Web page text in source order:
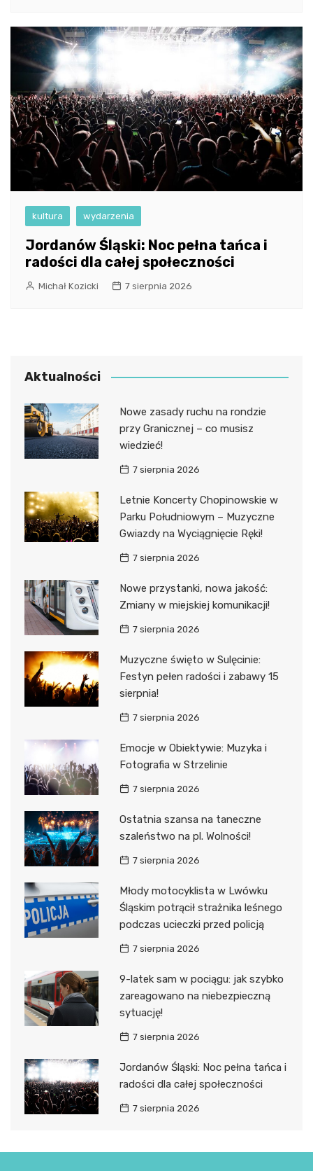
kultura wydarzenia
Jordanów Śląski: Noc pełna tańca i
radości dla całej społeczności
Michał Kozicki 7 sierpnia 2026
Aktualności
Nowe zasady ruchu na rondzie
przy Granicznej – co musisz
wiedzieć!
7 sierpnia 2026
Letnie Koncerty Chopinowskie w
Parku Południowym – Muzyczne
Gwiazdy na Wyciągnięcie Ręki!
7 sierpnia 2026
Nowe przystanki, nowa jakość:
Zmiany w miejskiej komunikacji!
7 sierpnia 2026
Muzyczne święto w Sulęcinie:
Festyn pełen radości i zabawy 15
sierpnia!
7 sierpnia 2026
Emocje w Obiektywie: Muzyka i
Fotografia w Strzelinie
7 sierpnia 2026
Ostatnia szansa na taneczne
szaleństwo na pl. Wolności!
7 sierpnia 2026
Młody motocyklista w Lwówku
Śląskim potrącił strażnika leśnego
podczas ucieczki przed policją
7 sierpnia 2026
9-latek sam w pociągu: jak szybko
zareagowano na niebezpieczną
sytuację!
7 sierpnia 2026
Jordanów Śląski: Noc pełna tańca i
radości dla całej społeczności
7 sierpnia 2026